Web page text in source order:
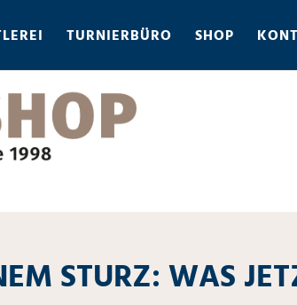
TURNIERBÜRO SHOP
STURZ: WAS